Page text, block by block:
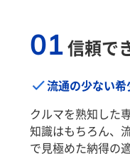
01信頼で
流通の少ない
クルマを熟知した
知識はもちろん、
で見極めた納得の